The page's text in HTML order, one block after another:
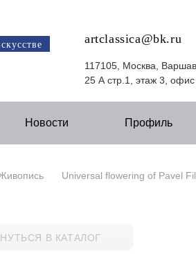
artclassica@bk.ru
117105, Москва,
25 А стр.1, этаж 3,
Новости Профиль
Universal flowering of Pavel
В КАТАЛОГ